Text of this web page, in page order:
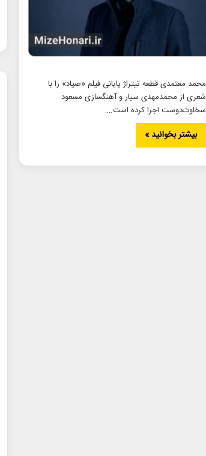
محمد معتمدی قطعه تیتراژ پایانی فیلم «صیاد» را با
شعری از محمدمهدی سیار و آهنگسازی مسعود
سخاوت‌دوست اجرا کرده است.…
بیشتر بخوانید »